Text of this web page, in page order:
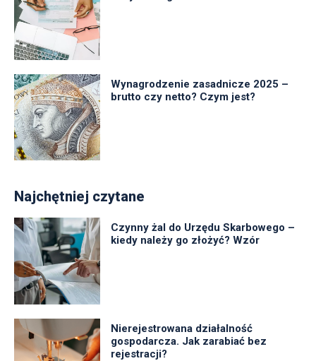
Wynagrodzenie zasadnicze 2025 –
brutto czy netto? Czym jest?
Najchętniej czytane
Czynny żal do Urzędu Skarbowego –
kiedy należy go złożyć? Wzór
Nierejestrowana działalność
gospodarcza. Jak zarabiać bez
rejestracji?